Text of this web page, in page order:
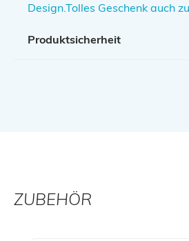
Design.Tolles Geschenk auch
Produktsicherheit
ZUBEHÖR